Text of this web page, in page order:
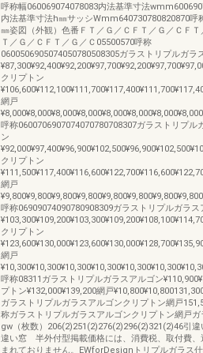
呼称幅060069074078083内法基準寸法
内法基準寸法h㎜サッシWmm640730780820870呼
㎜姿図（外観）色番ＦＴ／Ｇ／ＣＦＴ／Ｇ／ＣＦＴ
Ｔ／Ｇ／ＣＦＴ／Ｇ／Ｃ05500570呼称
0600506905074050780508305ガラストリプルガラ
クリプトン
網戸
呼称0600706907074070780708307ガラストリプル
ン
クリプトン
網戸
呼称06909074090780908309ガラストリプルガラス
クリプトン
網戸
呼称08311ガラストリプルガラスアルゴン
プトン¥132,000¥139,200網戸
ガラストリプルガラスアルゴンクリプトン網戸
称ガラストリプルガラスアルゴンクリプトン網戸ガ
gw（枚数）206(2)251(2)276(2)296(2)321(2)46引違
違い窓 半外付型掲載価格には、消費税、取付費、
まれておりません。EWforDesignトリプルガラス